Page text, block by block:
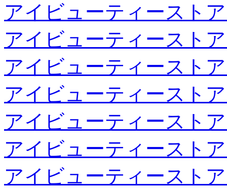
アイビューティースト
アイビューティースト
アイビューティースト
アイビューティースト
アイビューティースト
アイビューティースト
アイビューティースト